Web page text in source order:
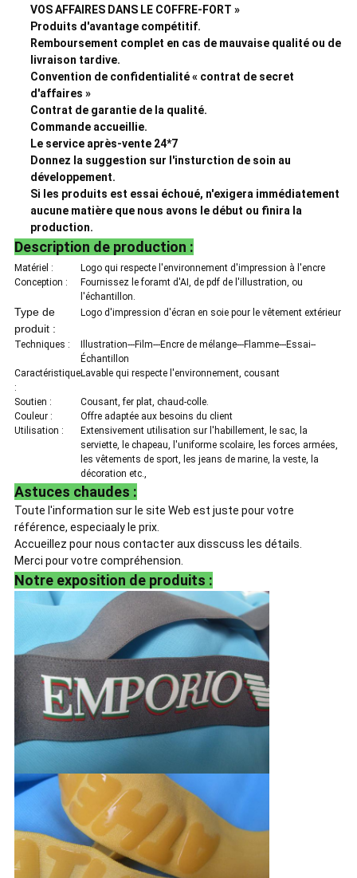
VOS AFFAIRES DANS LE COFFRE-FORT »
Produits d'avantage compétitif.
Remboursement complet en cas de mauvaise qualité ou de
livraison tardive.
Convention de confidentialité « contrat de secret
d'affaires »
Contrat de garantie de la qualité.
Commande accueillie.
Le service après-vente 24*7
Donnez la suggestion sur l'insturction de soin au
développement.
Si les produits est essai échoué, n'exigera immédiatement
aucune matière que nous avons le début ou finira la
production.
Description de production :
Matériel :
Logo qui respecte l'environnement d'impression à l'encre
Conception :
Fournissez le foramt d'AI, de pdf de l'illustration, ou
l'échantillon.
Type de
produit :
Logo d'impression d'écran en soie pour le vêtement extérieur
Techniques :
Illustration---Film---Encre de mélange---Flamme---Essai--
Échantillon
Caractéristique
:
Lavable qui respecte l'environnement, cousant
Soutien :
Cousant, fer plat, chaud-colle.
Couleur :
Offre adaptée aux besoins du client
Utilisation :
Extensivement utilisation sur l'habillement, le sac, la
serviette, le chapeau, l'uniforme scolaire, les forces armées,
les vêtements de sport, les jeans de marine, la veste, la
décoration etc.,
Astuces chaudes :
Toute l'information sur le site Web est juste pour votre
référence, especiaaly le prix.
Accueillez pour nous contacter aux disscuss les détails.
Merci pour votre compréhension.
Notre exposition de produits :